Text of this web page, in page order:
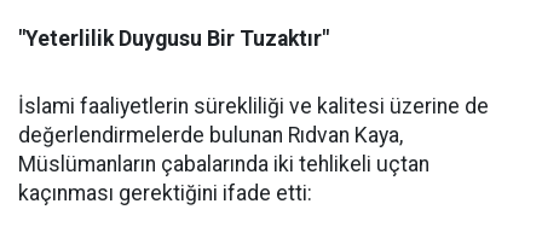
"Yeterlilik Duygusu Bir Tuzaktır"
İslami faaliyetlerin sürekliliği ve kalitesi üzerine de
değerlendirmelerde bulunan Rıdvan Kaya,
Müslümanların çabalarında iki tehlikeli uçtan
kaçınması gerektiğini ifade etti: